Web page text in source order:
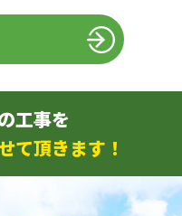
工事を
て頂きます！